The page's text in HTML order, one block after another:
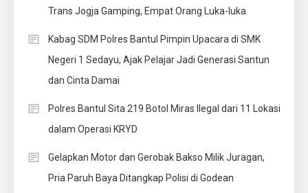
Trans Jogja Gamping, Empat Orang Luka-luka
Kabag SDM Polres Bantul Pimpin Upacara di SMK
Negeri 1 Sedayu, Ajak Pelajar Jadi Generasi Santun
dan Cinta Damai
Polres Bantul Sita 219 Botol Miras Ilegal dari 11 Lokasi
dalam Operasi KRYD
Gelapkan Motor dan Gerobak Bakso Milik Juragan,
Pria Paruh Baya Ditangkap Polisi di Godean